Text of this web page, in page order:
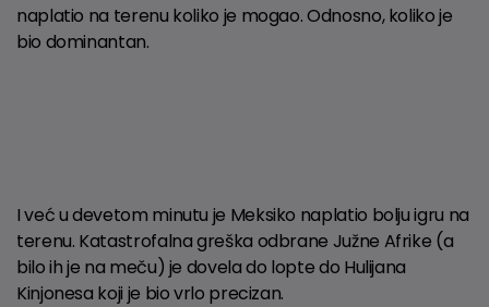
naplatio na terenu koliko je mogao. Odnosno, koliko je
bio dominantan.
I već u devetom minutu je Meksiko naplatio bolju igru na
terenu. Katastrofalna greška odbrane Južne Afrike (a
bilo ih je na meču) je dovela do lopte do Hulijana
Kinjonesa koji je bio vrlo precizan.